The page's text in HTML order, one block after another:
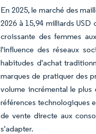
En 2025, le marché des
2026 à 15,94 milliards
croissante des femmes
l'influence des réseaux
habitudes d'achat
marques de pratiquer des
volume incrémental le
références technologiques
de vente directe aux
s'adapter.